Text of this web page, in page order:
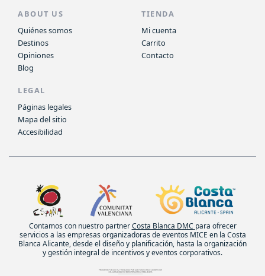
ABOUT US
Quiénes somos
Destinos
Opiniones
Blog
TIENDA
Mi cuenta
Carrito
Contacto
LEGAL
Páginas legales
Mapa del sitio
Accesibilidad
Contamos con nuestro partnerCosta Blanca DMC para ofrecer
servicios a las empresas organizadoras de eventos MICE en la Costa
Blanca Alicante, desde el diseño y planificación, hasta la organización
y gestión integral de incentivos y eventos corporativos.